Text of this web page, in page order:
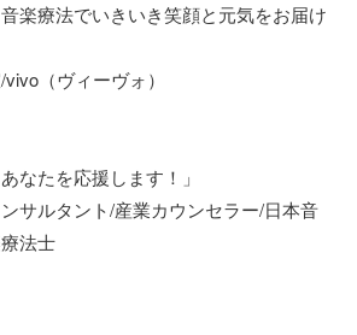
音楽療法でいきいき笑顔と元気をお届け
（ヴィーヴォ）
なたを応援します！」
サルタント/産業カウンセラー/日本音
法士